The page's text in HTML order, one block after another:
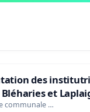
des
et
de nos
communale …